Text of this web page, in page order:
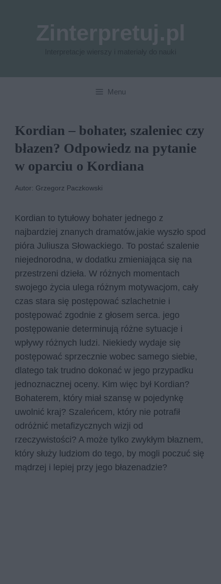
Menu
Kordian – bohater, szaleniec czy
błazen? Odpowiedz na pytanie
w oparciu o Kordiana
Autor: Grzegorz Paczkowski
Kordian to tytułowy bohater jednego z
najbardziej znanych dramatów,jakie wyszło spod
pióra Juliusza Słowackiego. To postać szalenie
niejednorodna, w dodatku zmieniająca się na
przestrzeni dzieła. W różnych momentach
swojego życia ulega różnym motywacjom, cały
czas stara się postępować szlachetnie i
postępować zgodnie z głosem serca. jego
postępowanie determinują różne sytuacje i
wpływy różnych ludzi. Niekiedy wydaje się
postępować sprzecznie wobec samego siebie,
dlatego tak trudno dokonać w jego przypadku
jednoznacznej oceny. Kim więc był Kordian?
Bohaterem, który miał szansę w pojedynkę
uwolnić kraj? Szaleńcem, który nie potrafił
odróżnić metafizycznych wizji od
rzeczywistości? A może tylko zwykłym błaznem,
który służy ludziom do tego, by mogli poczuć się
mądrzej i lepiej przy jego błazenadzie?